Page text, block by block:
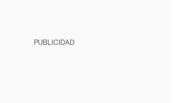
PUBLICIDAD